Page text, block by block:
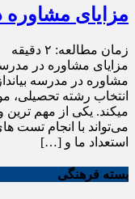
مزایای
زمان مطالعه: ۲ دقیقه
مزایای مشاوره در
مشاوره در مدرسه
انتخاب رشته­
می­کند. یکی از مهم
می‌تواند با انجام تست
استعداد ما و […]
بسته فرهنگی